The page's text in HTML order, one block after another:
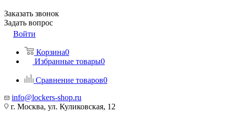
Заказать звонок
Задать вопрос
Войти
Корзина0
Избранные товары0
Сравнение товаров0
info@lockers-shop.ru
г. Москва, ул. Куликовская, 12